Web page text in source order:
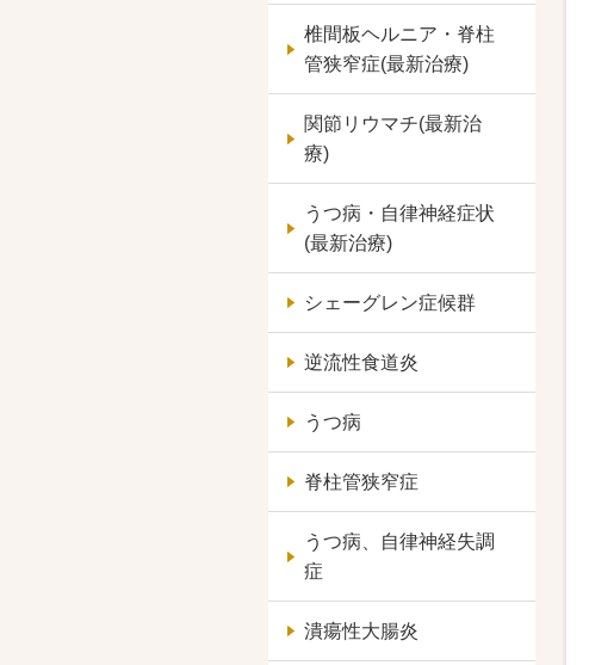
椎間板ヘルニア・脊柱
管狭窄症(最新治療)
関節リウマチ(最新治
療)
うつ病・自律神経症状
(最新治療)
シェーグレン症候群
逆流性食道炎
うつ病
脊柱管狭窄症
うつ病、自律神経失調
症
潰瘍性大腸炎